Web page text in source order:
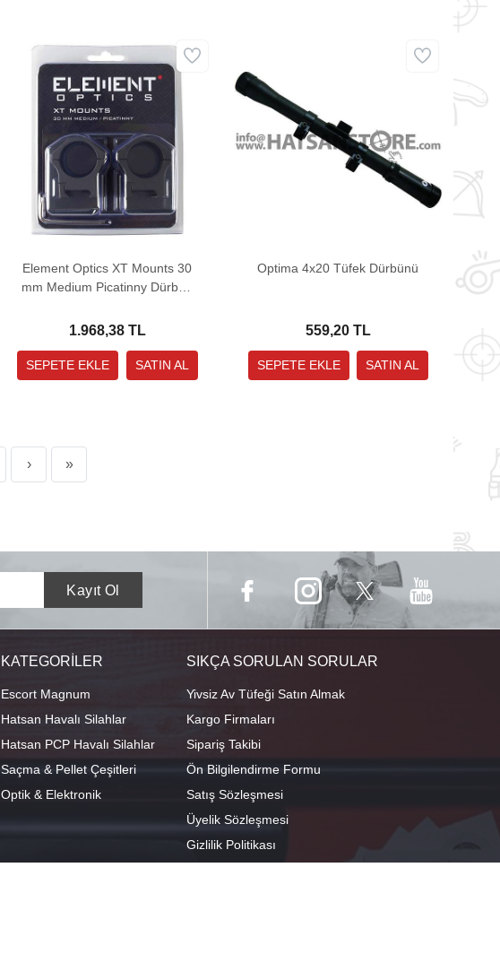
Element Optics XT Mounts 30
mm Medium Picatinny Dürbün
1.968,38 TL
Optima 4x20 Tüfek Dürbünü
559,20 TL
› »
KATEGORİLER
Escort Magnum
Hatsan Havalı Silahlar
Hatsan PCP Havalı Silahlar
Saçma & Pellet Çeşitleri
Optik & Elektronik
SIKÇA SORULAN SORULAR
Yivsiz Av Tüfeği Satın Almak
Kargo Firmaları
Sipariş Takibi
Ön Bilgilendirme Formu
Satış Sözleşmesi
Üyelik Sözleşmesi
Gizlilik Politikası